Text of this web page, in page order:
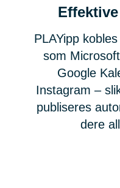
PLAYipp
som
Google
Instagram –
publiseres
dere